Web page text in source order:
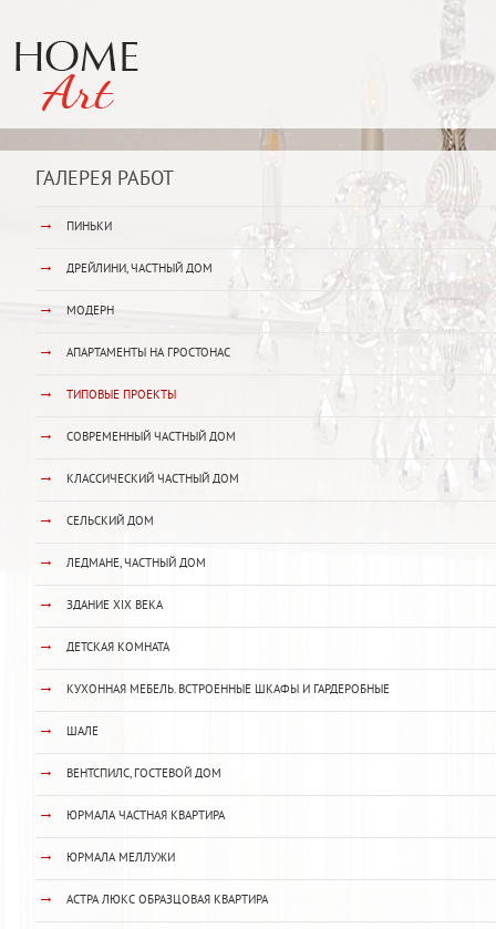
ГАЛЕРЕЯ РАБОТ
→ ПИНЬКИ
→ ДРЕЙЛИНИ, ЧАСТНЫЙ ДОМ
→ МОДЕРН
→ АПАРТАМЕНТЫ НА ГРОСТОНАС
→ ТИПОВЫЕ ПРОЕКТЫ
→ СОВРЕМЕННЫЙ ЧАСТНЫЙ ДОМ
→ КЛАССИЧЕСКИЙ ЧАСТНЫЙ ДОМ
→ СЕЛЬСКИЙ ДОМ
→ ЛЕДМАНЕ, ЧАСТНЫЙ ДОМ
→ ЗДАНИЕ XIX ВЕКА
→ ДЕТСКАЯ КОМНАТА
→ КУХОННАЯ МЕБЕЛЬ. ВСТРОЕННЫЕ ШКАФЫ И ГАРДЕРОБНЫЕ
→ ШАЛЕ
→ ВЕНТСПИЛС, ГОСТЕВОЙ ДОМ
→ ЮРМАЛА ЧАСТНАЯ КВАРТИРА
→ ЮРМАЛА МЕЛЛУЖИ
→ АСТРА ЛЮКС ОБРАЗЦОВАЯ КВАРТИРА